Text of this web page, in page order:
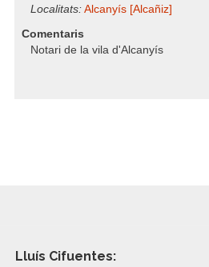
Localitats: Alcanyís [Alcañiz]
Comentaris
Notari de la vila d'Alcanyís
Lluís Cifuentes: